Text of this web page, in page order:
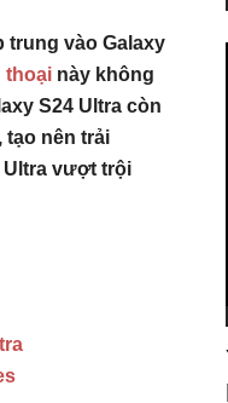
trung vào Galaxy
thoại này không
S24 Ultra còn
tạo nên trải
Ultra vượt trội